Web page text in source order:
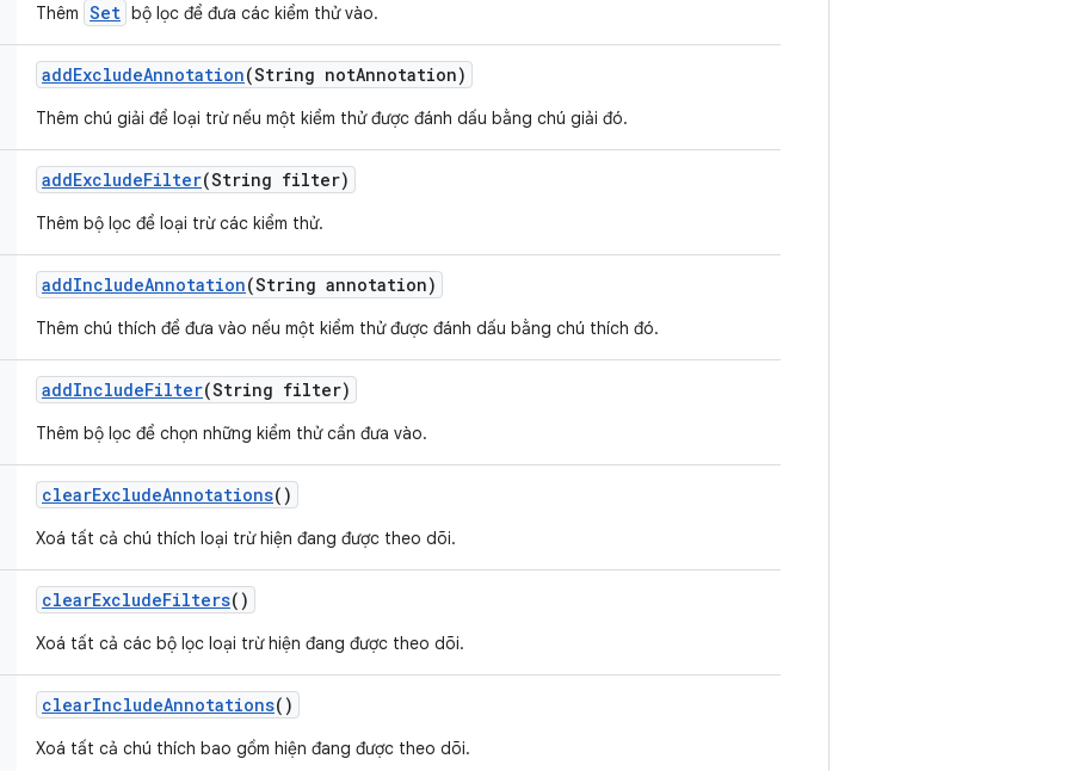
Thêm Set bộ lọc để đưa các kiểm thử vào.
addExcludeAnnotation(String notAnnotation)
Thêm chú giải để loại trừ nếu một kiểm thử được đánh dấu bằng chú giải đó.
addExcludeFilter(String filter)
Thêm bộ lọc để loại trừ các kiểm thử.
addIncludeAnnotation(String annotation)
Thêm chú thích để đưa vào nếu một kiểm thử được đánh dấu bằng chú thích đó.
addIncludeFilter(String filter)
Thêm bộ lọc để chọn những kiểm thử cần đưa vào.
clearExcludeAnnotations()
Xoá tất cả chú thích loại trừ hiện đang được theo dõi.
clearExcludeFilters()
Xoá tất cả các bộ lọc loại trừ hiện đang được theo dõi.
clearIncludeAnnotations()
Xoá tất cả chú thích bao gồm hiện đang được theo dõi.